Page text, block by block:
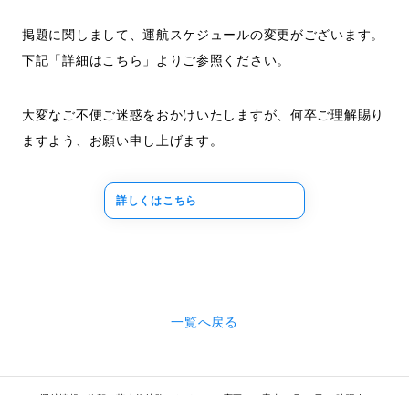
掲題に関しまして、運航スケジュールの変更がございます。
下記「詳細はこちら」よりご参照ください。
大変なご不便ご迷惑をおかけいたしますが、何卒ご理解賜り
ますよう、お願い申し上げます。
詳しくはこちら
一覧へ戻る